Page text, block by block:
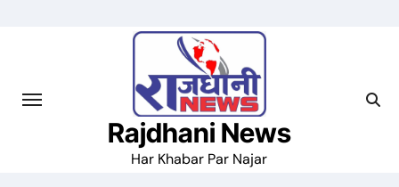
Rajdhani News
Har Khabar Par Najar